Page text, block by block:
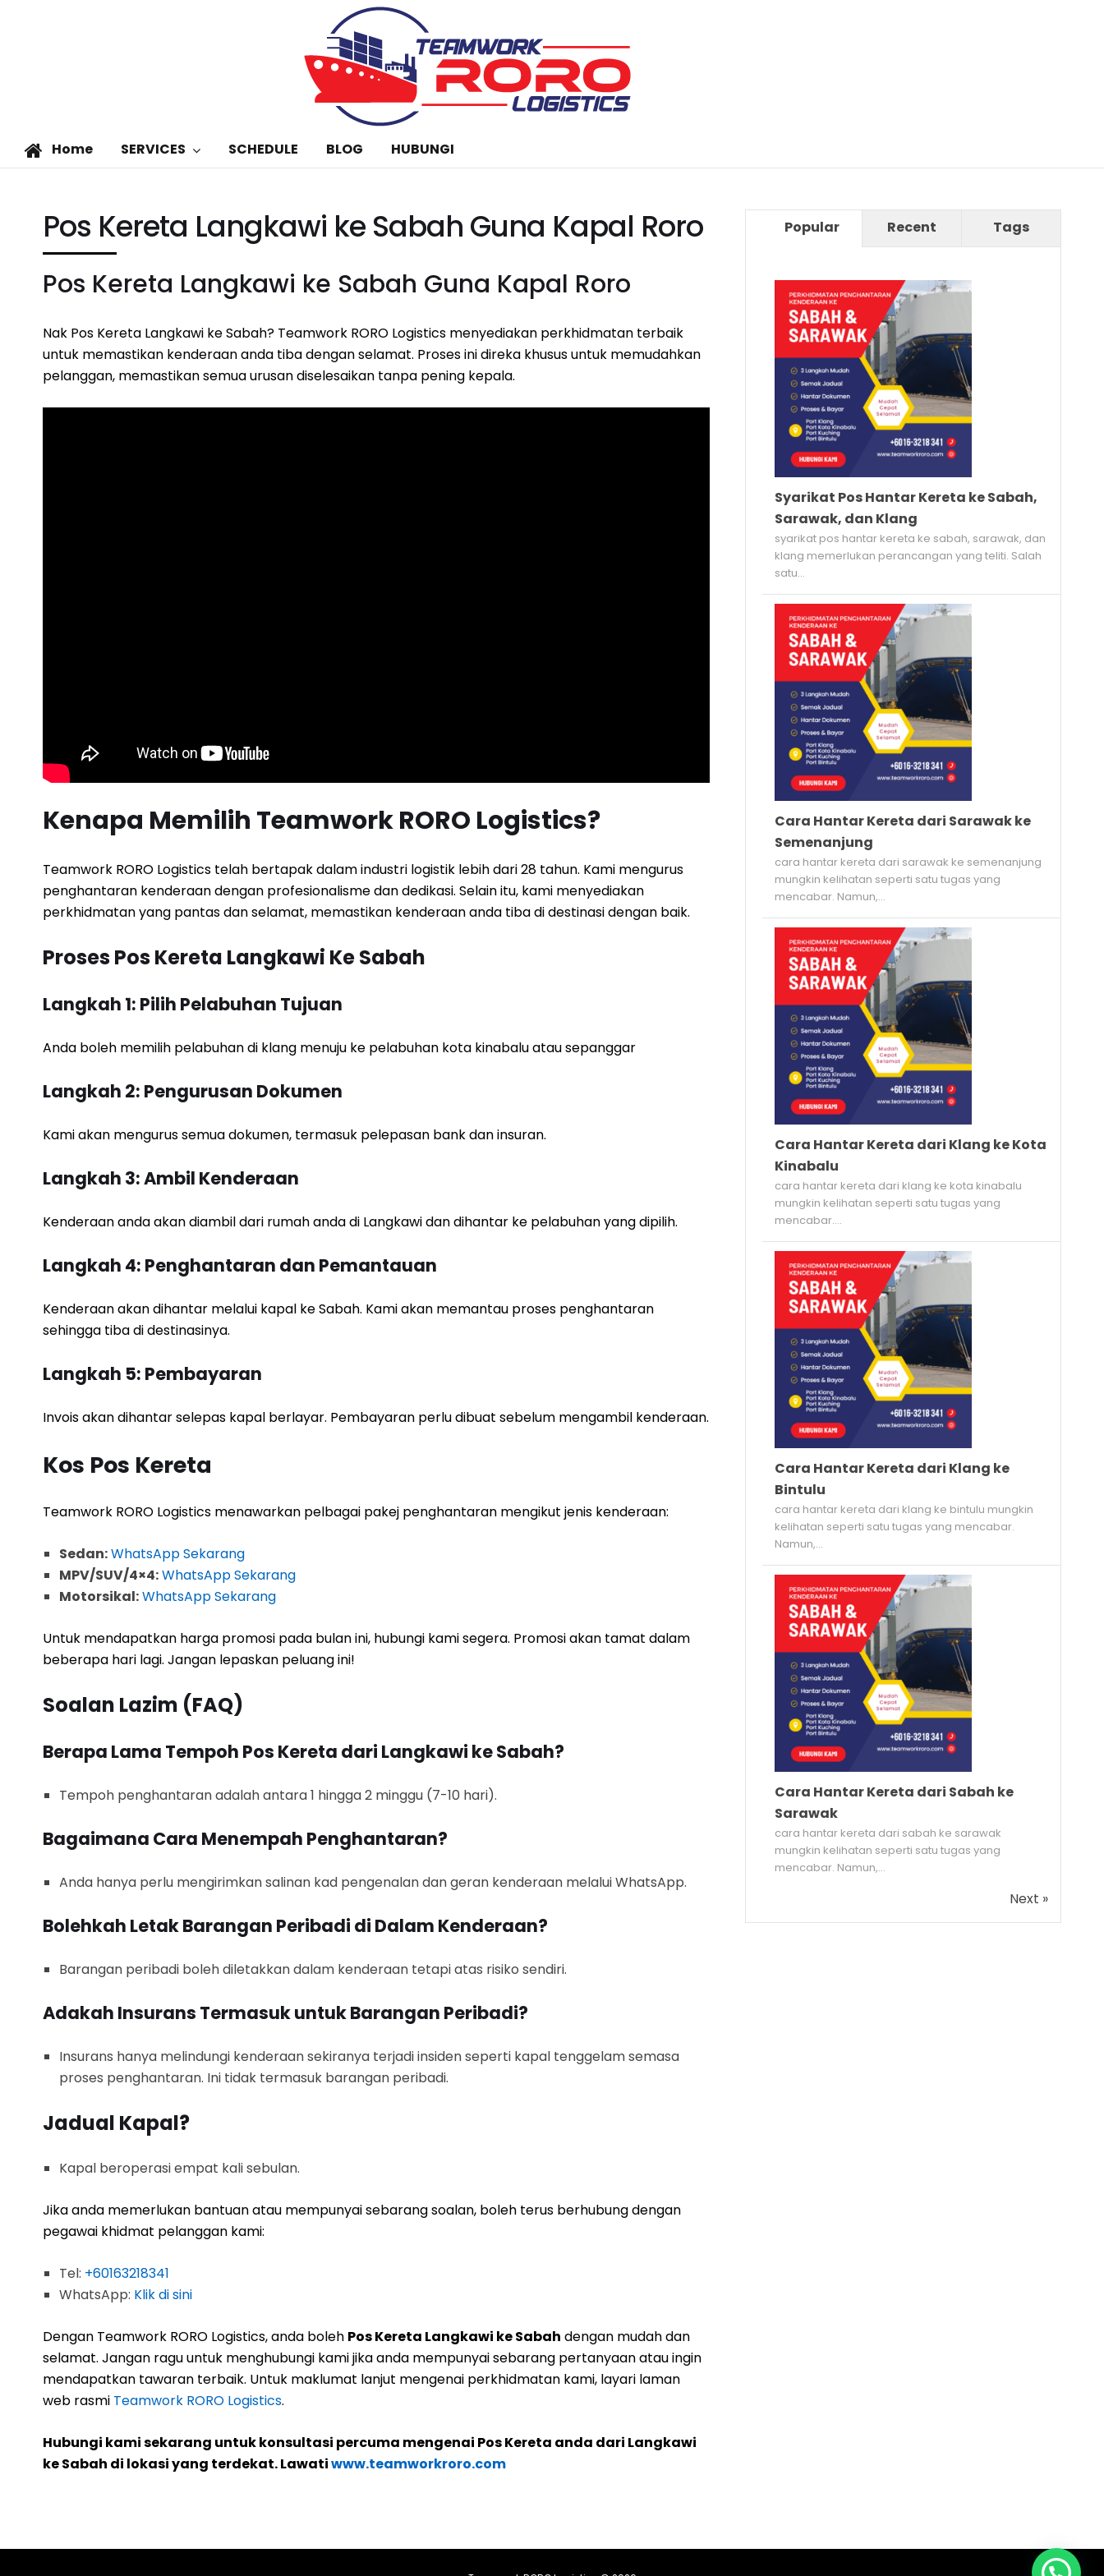
Home SERVICES SCHEDULE BLOG HUBUNGI
Pos Kereta Langkawi ke Sabah Guna Kapal Roro
Pos Kereta Langkawi ke Sabah Guna Kapal Roro
Nak Pos Kereta Langkawi ke Sabah? Teamwork RORO Logistics menyediakan perkhidmatan terbaik
untuk memastikan kenderaan anda tiba dengan selamat. Proses ini direka khusus untuk memudahkan
pelanggan, memastikan semua urusan diselesaikan tanpa pening kepala.
Kenapa Memilih Teamwork RORO Logistics?
Teamwork RORO Logistics telah bertapak dalam industri logistik lebih dari 28 tahun. Kami mengurus
penghantaran kenderaan dengan profesionalisme dan dedikasi. Selain itu, kami menyediakan
perkhidmatan yang pantas dan selamat, memastikan kenderaan anda tiba di destinasi dengan baik.
Proses Pos Kereta Langkawi Ke Sabah
Langkah 1: Pilih Pelabuhan Tujuan
Anda boleh memilih pelabuhan di klang menuju ke pelabuhan kota kinabalu atau sepanggar
Langkah 2: Pengurusan Dokumen
Kami akan mengurus semua dokumen, termasuk pelepasan bank dan insuran.
Langkah 3: Ambil Kenderaan
Kenderaan anda akan diambil dari rumah anda di Langkawi dan dihantar ke pelabuhan yang dipilih.
Langkah 4: Penghantaran dan Pemantauan
Kenderaan akan dihantar melalui kapal ke Sabah. Kami akan memantau proses penghantaran
sehingga tiba di destinasinya.
Langkah 5: Pembayaran
Invois akan dihantar selepas kapal berlayar. Pembayaran perlu dibuat sebelum mengambil kenderaan.
Kos Pos Kereta
Teamwork RORO Logistics menawarkan pelbagai pakej penghantaran mengikut jenis kenderaan:
Sedan:WhatsApp Sekarang
MPV/SUV/4×4:WhatsApp Sekarang
Motorsikal:WhatsApp Sekarang
Untuk mendapatkan harga promosi pada bulan ini, hubungi kami segera. Promosi akan tamat dalam
beberapa hari lagi. Jangan lepaskan peluang ini!
Soalan Lazim (FAQ)
Berapa Lama Tempoh Pos Kereta dari Langkawi ke Sabah?
Tempoh penghantaran adalah antara 1 hingga 2 minggu (7-10 hari).
Bagaimana Cara Menempah Penghantaran?
Anda hanya perlu mengirimkan salinan kad pengenalan dan geran kenderaan melalui WhatsApp.
Bolehkah Letak Barangan Peribadi di Dalam Kenderaan?
Barangan peribadi boleh diletakkan dalam kenderaan tetapi atas risiko sendiri.
Adakah Insurans Termasuk untuk Barangan Peribadi?
Insurans hanya melindungi kenderaan sekiranya terjadi insiden seperti kapal tenggelam semasa
proses penghantaran. Ini tidak termasuk barangan peribadi.
Jadual Kapal?
Kapal beroperasi empat kali sebulan.
Jika anda memerlukan bantuan atau mempunyai sebarang soalan, boleh terus berhubung dengan
pegawai khidmat pelanggan kami:
Tel: +60163218341
WhatsApp: Klik di sini
Dengan Teamwork RORO Logistics, anda boleh Pos Kereta Langkawi ke Sabah dengan mudah dan
selamat. Jangan ragu untuk menghubungi kami jika anda mempunyai sebarang pertanyaan atau ingin
mendapatkan tawaran terbaik. Untuk maklumat lanjut mengenai perkhidmatan kami, layari laman
web rasmi Teamwork RORO Logistics.
Hubungi kami sekarang untuk konsultasi percuma mengenai Pos Kereta anda dari Langkawi
ke Sabah di lokasi yang terdekat. Lawatiwww.teamworkroro.com
Popular Recent Tags
Syarikat Pos Hantar Kereta ke Sabah,
Sarawak, dan Klang
syarikat pos hantar kereta ke sabah, sarawak, dan
klang memerlukan perancangan yang teliti. Salah
satu...
Cara Hantar Kereta dari Sarawak ke
Semenanjung
cara hantar kereta dari sarawak ke semenanjung
mungkin kelihatan seperti satu tugas yang
mencabar. Namun,...
Cara Hantar Kereta dari Klang ke Kota
Kinabalu
cara hantar kereta dari klang ke kota kinabalu
mungkin kelihatan seperti satu tugas yang
mencabar....
Cara Hantar Kereta dari Klang ke
Bintulu
cara hantar kereta dari klang ke bintulu mungkin
kelihatan seperti satu tugas yang mencabar.
Namun,...
Cara Hantar Kereta dari Sabah ke
Sarawak
cara hantar kereta dari sabah ke sarawak
mungkin kelihatan seperti satu tugas yang
mencabar. Namun,...
Next »